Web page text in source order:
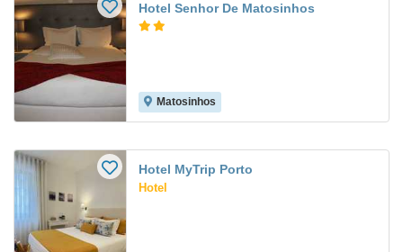
Hotel Senhor De Matosinhos
Matosinhos
Hotel MyTrip Porto
Hotel